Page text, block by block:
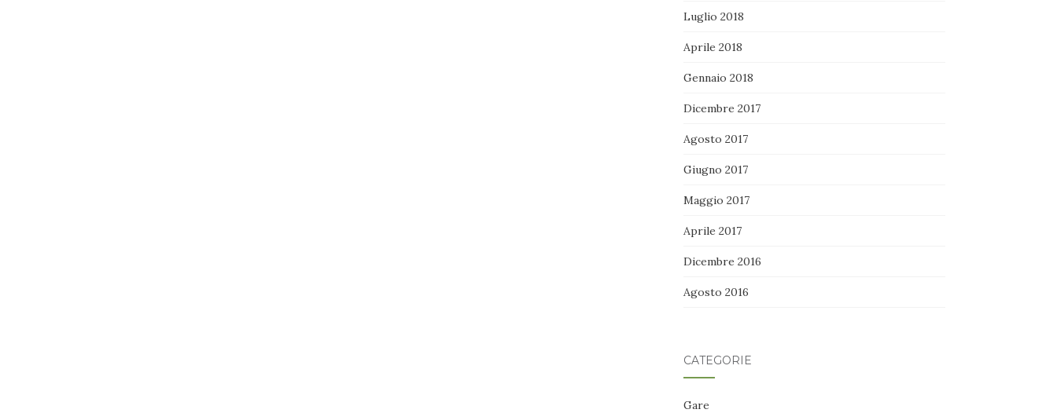
Luglio 2018
Aprile 2018
Gennaio 2018
Dicembre 2017
Agosto 2017
Giugno 2017
Maggio 2017
Aprile 2017
Dicembre 2016
Agosto 2016
CATEGORIE
Gare